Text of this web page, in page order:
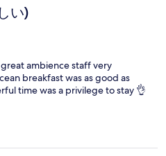
い)
ambience staff very
breakfast was as good as
time was a privilege to stay 👌